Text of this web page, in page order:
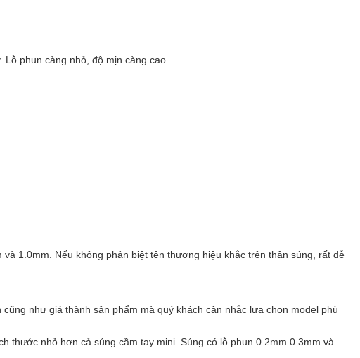
phun càng nhỏ, độ mịn càng cao.
1.0mm. Nếu không phân biệt tên thương hiệu khắc trên thân súng, rất dễ
như giá thành sản phẩm mà quý khách cân nhắc lựa chọn model phù
thước nhỏ hơn cả súng cầm tay mini. Súng có lỗ phun 0.2mm 0.3mm và